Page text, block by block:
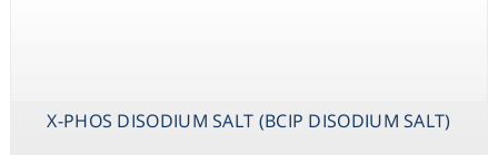
X-PHOS DISODIUM SALT (BCIP DISODIUM SALT)